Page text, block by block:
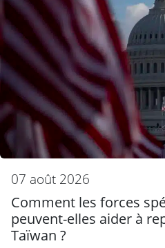
07 août 2026
Comment les forces
peuvent-elles aider à
Taïwan ?